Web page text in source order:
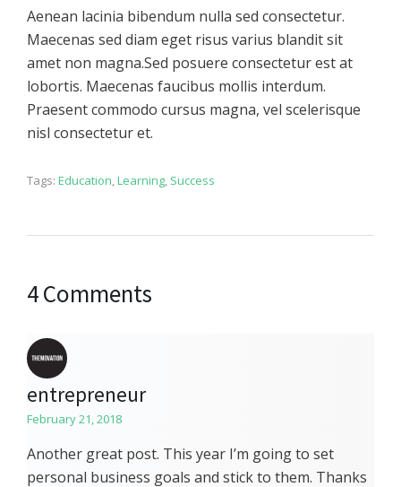
Aenean lacinia bibendum nulla sed consectetur.
Maecenas sed diam eget risus varius blandit sit
amet non magna.Sed posuere consectetur est at
lobortis. Maecenas faucibus mollis interdum.
Praesent commodo cursus magna, vel scelerisque
nisl consectetur et.
Tags: Education,Learning, Success
4 Comments
entrepreneur
February 21, 2018
Another great post. This year I’m going to set
personal business goals and stick to them. Thanks